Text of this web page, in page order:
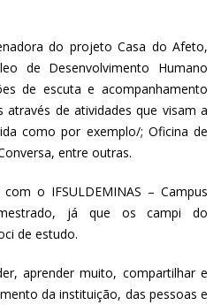
do projeto Casa do Afeto,
de Desenvolvimento Humano
de escuta e acompanhamento
através de atividades que visam a
como por exemplo/; Oficina de
entre outras.
o IFSULDEMINAS – Campus
já que os campi do
de estudo.
aprender muito, compartilhar e
da instituição, das pessoas e